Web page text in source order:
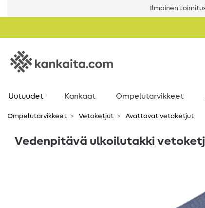
Ilmainen
Uutuudet Kankaat Ompelutarvikkeet
Ompelutarvikkeet Vetoketjut Avattavat vetoketjut
Vedenpitävä ulkoilutakki